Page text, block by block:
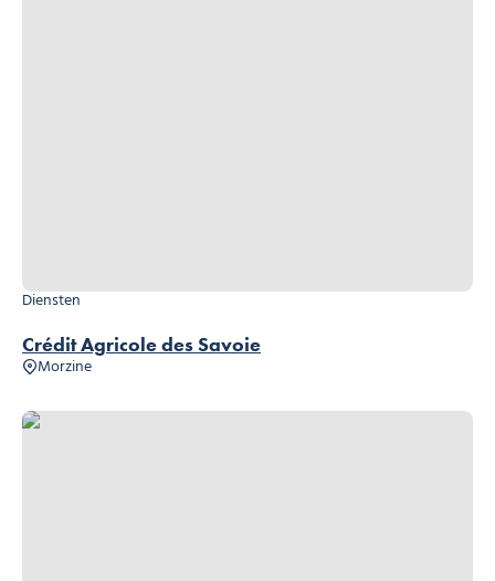
Crédit Agricole des Savoie
Diensten
Morzine
Assurances Allianz / Cabinet Laurent Cornali